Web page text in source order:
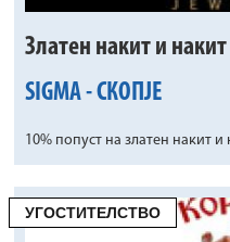
Златен накит и
SIGMA - СКОПЈЕ
10% попуст на златен накит и
УГОСТИТЕЛСТВО